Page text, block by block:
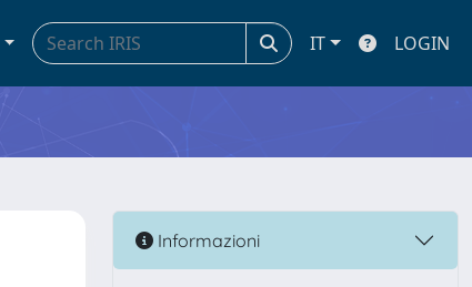
IT LOGIN
Informazioni